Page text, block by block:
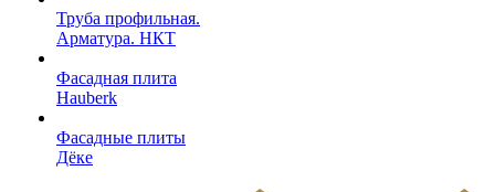
Труба профильная.
Арматура. НКТ
Фасадная плита
Hauberk
Фасадные плиты
Дёке